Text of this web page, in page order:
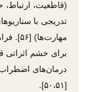
(قاطعیت،
تدریجی با
برای خشم اثراتی
درمان‌های
[۵۰،۵۱].